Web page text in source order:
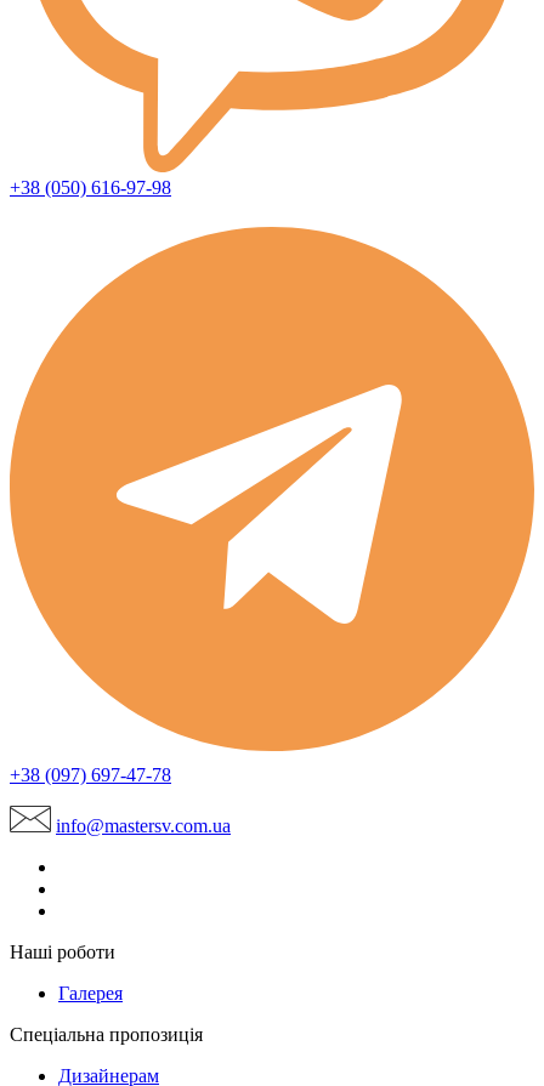
+38 (050) 616-97-98
+38 (097) 697-47-78
info@mastersv.com.ua
Наші роботи
Галерея
Спеціальна пропозиція
Дизайнерам